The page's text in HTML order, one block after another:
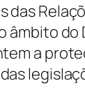
das
do
a